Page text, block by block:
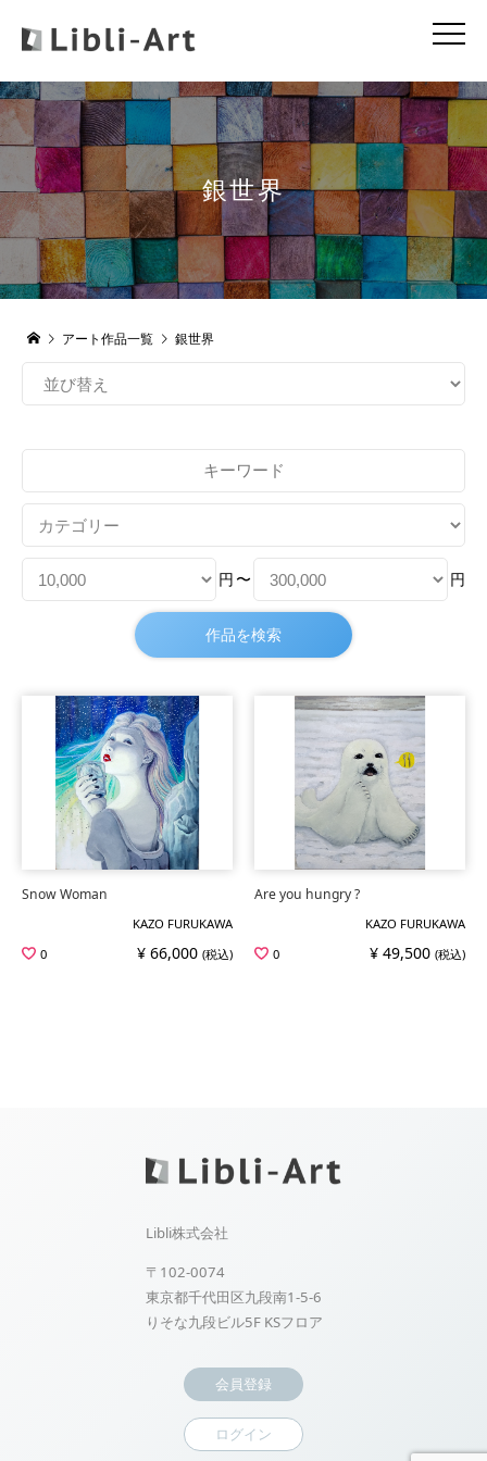
銀世界
アート作品一覧 銀世界
円 〜 円
Snow Woman
KAZO FURUKAWA
0
¥ 66,000 (税込)
Are you hungry ?
KAZO FURUKAWA
0
¥ 49,500 (税込)
Libli株式会社
〒102-0074
東京都千代田区九段南1-5-6
りそな九段ビル5F KSフロア
会員登録
ログイン